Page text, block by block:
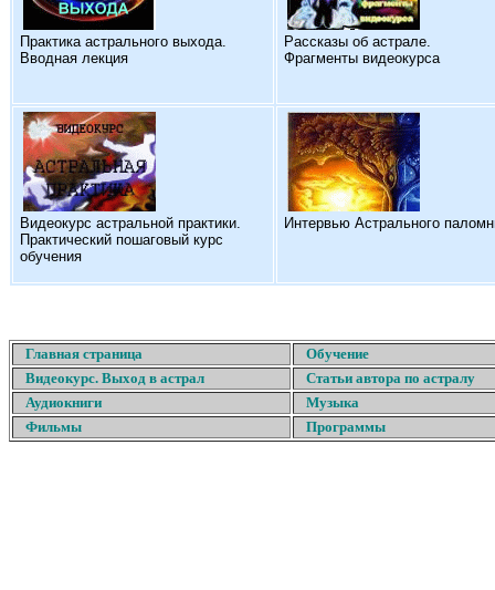
Практика астрального выхода.
Вводная лекция
Рассказы об астрале.
Фрагменты видеокурса
Видеокурс астральной практики.
Практический пошаговый курс
обучения
Интервью Астрального
Главная страница
Обучение
Видеокурс. Выход в астрал
Статьи автора по астралу
Аудиокниги
Музыка
Фильмы
Программы